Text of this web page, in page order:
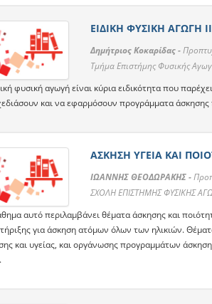
ΕΙΔΙΚΗ ΦΥΣΙΚΗ ΑΓΩΓΗ ΙΙ
Δημήτριος Κοκαρίδας -
Τμήμα Επιστήμης Φυσικής
φυσική αγωγή είναι κύρια ειδικότητα που
και να εφαρμόσουν προγράμματα
ΑΣΚΗΣΗ ΥΓΕΙΑ ΚΑΙ
ΙΩΑΝΝΗΣ ΘΕΟΔΩΡΑΚΗΣ -
ΣΧΟΛΗ ΕΠΙΣΤΗΜΗΣ ΦΥΣΙΚΗΣ
αυτό περιλαμβάνει θέματα άσκησης και
για άσκηση ατόμων όλων των ηλικιών.
και υγείας, και οργάνωσης προγραμμάτων